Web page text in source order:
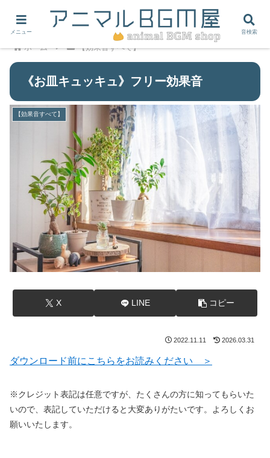
ホーム 【効果音すべて】
《お皿キュッキュ》フリー効果音
【効果音すべて】
X LINE コピー
2022.11.11 2026.03.31
ダウンロード前にこちらをお読みください ＞
※クレジット表記は任意ですが、たくさんの方に知ってもらいた
いので、表記していただけると大変ありがたいです。よろしくお
願いいたします。
メニュー 音検索